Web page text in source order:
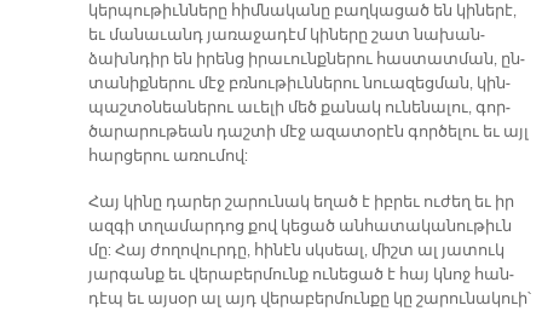
կեր­պու­թիւն­նե­րը հիմ­նա­կա­նը բաղ­կա­ցած են կի­նե­րէ,
եւ մա­նա­ւանդ յա­ռա­ջա­դէմ կի­նե­րը շատ նա­խան­
ձախն­դիր են ի­րենց ի­րա­ւունք­նե­րու հաս­տատ­ման, ըն­
տա­նիք­նե­րու մէջ բռնու­թիւն­նե­րու նուա­զեց­ման, կին-
պաշ­տօ­նեա­նե­րու ա­ւե­լի մեծ քա­նակ ու­նե­նա­լու, գոր­
ծա­րա­րու­թեան դաշ­տի մէջ ա­զա­տօ­րէն գոր­ծե­լու եւ այլ
հար­ցե­րու ա­ռու­մով:
Հայ կի­նը դա­րեր շա­րու­նակ ե­ղած է իբ­րեւ ու­ժեղ եւ իր
ազ­գի տղա­մար­դոց քով կե­ցած ան­հա­տա­կա­նու­թիւն
մը: Հայ ժո­ղո­վուր­դը, հի­նէն սկսեալ, միշտ ալ յա­տուկ
յար­գանք եւ վե­րա­բեր­մունք ու­նե­ցած է հայ կնոջ հան­
դէպ եւ այ­սօր ալ այդ վե­րա­բեր­մուն­քը կը շա­րու­նա­կուի՝